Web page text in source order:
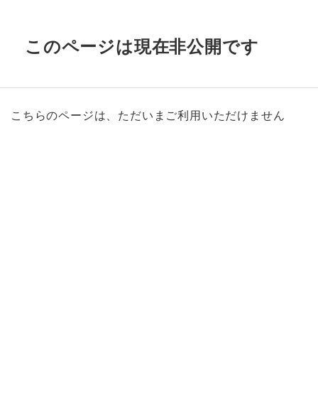
このページは現在非公開です
こちらのページは、ただいまご利用いただけません